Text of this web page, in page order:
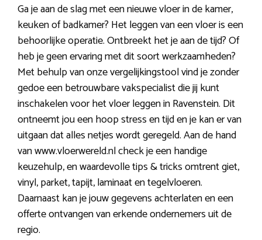
Ga je aan de slag met een nieuwe vloer in de kamer,
keuken of badkamer? Het leggen van een vloer is een
behoorlijke operatie. Ontbreekt het je aan de tijd? Of
heb je geen ervaring met dit soort werkzaamheden?
Met behulp van onze vergelijkingstool vind je zonder
gedoe een betrouwbare vakspecialist die jij kunt
inschakelen voor het vloer leggen in Ravenstein. Dit
ontneemt jou een hoop stress en tijd en je kan er van
uitgaan dat alles netjes wordt geregeld. Aan de hand
van www.vloerwereld.nl check je een handige
keuzehulp, en waardevolle tips & tricks omtrent giet,
vinyl, parket, tapijt, laminaat en tegelvloeren.
Daarnaast kan je jouw gegevens achterlaten en een
offerte ontvangen van erkende ondernemers uit de
regio.